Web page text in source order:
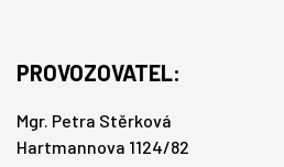
PROVOZOVATEL:
Mgr. Petra Stěrková
Hartmannova 1124/82